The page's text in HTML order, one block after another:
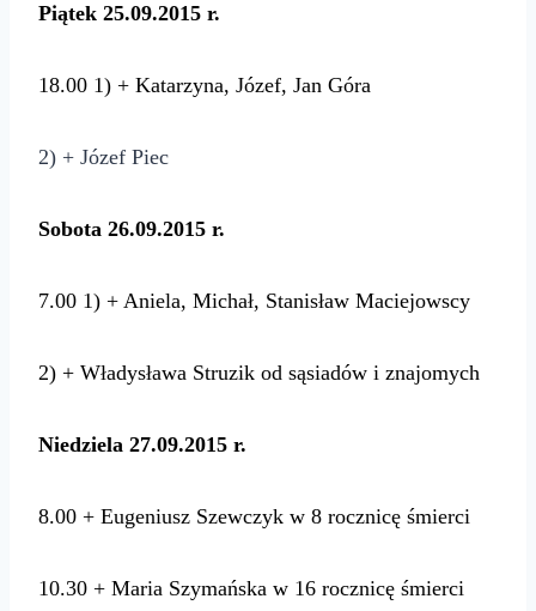
Piątek 25.09.2015 r.
18.00 1) + Katarzyna, Józef, Jan Góra
2) + Józef Piec
Sobota 26.09.2015 r.
7.00 1) + Aniela, Michał, Stanisław Maciejowscy
2) + Władysława Struzik od sąsiadów i znajomych
Niedziela 27.09.2015 r.
8.00 + Eugeniusz Szewczyk w 8 rocznicę śmierci
10.30 + Maria Szymańska w 16 rocznicę śmierci